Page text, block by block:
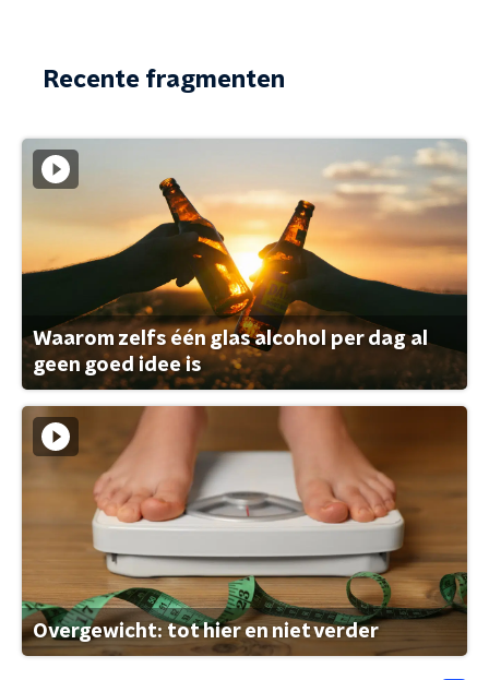
Recente fragmenten
Waarom zelfs één glas alcohol per dag al
geen goed idee is
Overgewicht: tot hier en niet verder